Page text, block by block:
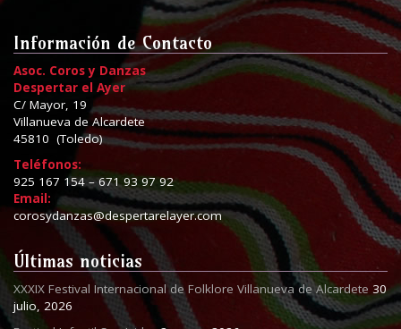
Información de Contacto
Asoc. Coros y Danzas
Despertar el Ayer
C/ Mayor, 19
Villanueva de Alcardete
45810 (Toledo)
Teléfonos:
925 167 154 – 671 93 97 92
Email:
corosydanzas@despertarelayer.com
Últimas noticias
XXXIX Festival Internacional de Folklore Villanueva de Alcardete 30
julio, 2026